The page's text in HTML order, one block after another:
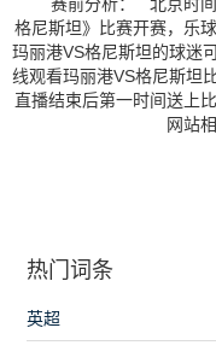
格尼斯坦》比赛开赛，乐
玛丽港VS格尼斯坦的球迷
线观看玛丽港VS格尼斯坦
直播结束后第一时间送上
网站
热门词条
英超